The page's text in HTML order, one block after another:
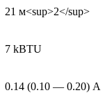
21 м<sup>2</sup>
7 kBTU
0.14 (0.10 — 0.20) А